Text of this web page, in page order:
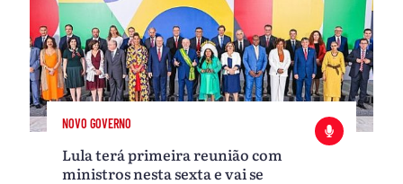
NOVO GOVERNO
Lula terá primeira reunião com
ministros nesta sexta e vai se